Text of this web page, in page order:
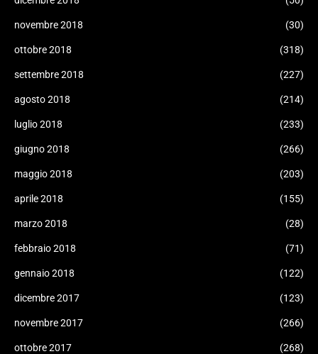
novembre 2018 (30)
ottobre 2018 (318)
settembre 2018 (227)
agosto 2018 (214)
luglio 2018 (233)
giugno 2018 (266)
maggio 2018 (203)
aprile 2018 (155)
marzo 2018 (28)
febbraio 2018 (71)
gennaio 2018 (122)
dicembre 2017 (123)
novembre 2017 (266)
ottobre 2017 (268)